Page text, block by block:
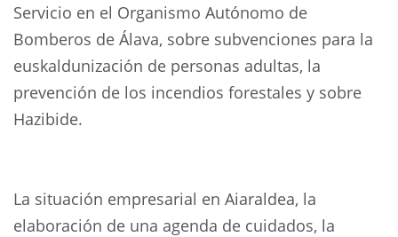
Servicio en el Organismo Autónomo de
Bomberos de Álava, sobre subvenciones para la
euskaldunización de personas adultas, la
prevención de los incendios forestales y sobre
Hazibide.
La situación empresarial en Aiaraldea, la
elaboración de una agenda de cuidados, la